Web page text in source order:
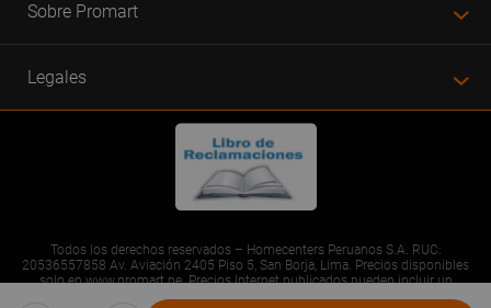
Sobre Promart
Legales
Todos los derechos reservados – Homecenters Peruanos S.A. RUC:
20536557858 Av. Aviación 2405 Piso 5, San Borja, Lima. Precios disponibles
solo en www.promart.pe. Precios Internet publicados pueden incluir un
descuento adicional. Precios sujetos a variaciones sin previo aviso. Productos